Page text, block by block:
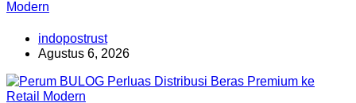
Modern
indopostrust
Agustus 6, 2026